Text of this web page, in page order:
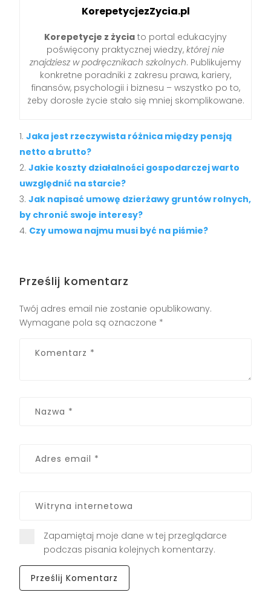
KorepetycjezZycia.pl
Korepetycje z życia to portal edukacyjny
poświęcony praktycznej wiedzy, której nie
znajdziesz w podręcznikach szkolnych. Publikujemy
konkretne poradniki z zakresu prawa, kariery,
finansów, psychologii i biznesu – wszystko po to,
żeby dorosłe życie stało się mniej skomplikowane.
Jaka jest rzeczywista różnica między pensją
netto a brutto?
Jakie koszty działalności gospodarczej warto
uwzględnić na starcie?
Jak napisać umowę dzierżawy gruntów rolnych,
by chronić swoje interesy?
Czy umowa najmu musi być na piśmie?
Prześlij komentarz
Twój adres email nie zostanie opublikowany.
Wymagane pola są oznaczone *
Zapamiętaj moje dane w tej przeglądarce
podczas pisania kolejnych komentarzy.